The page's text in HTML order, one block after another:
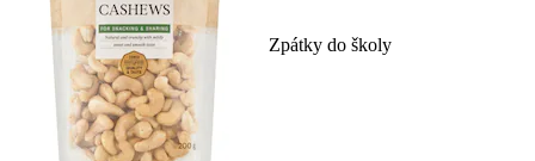
Zpátky do školy